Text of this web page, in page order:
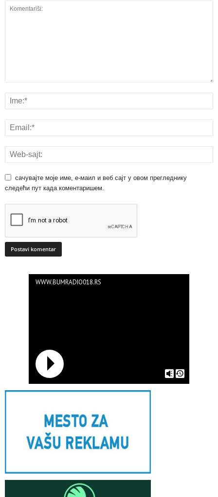
сачувајте моје име, е-маил и веб сајт у овом прегледнику
следећи пут када коментаришем.
WWW.BUMRADIO018.RS